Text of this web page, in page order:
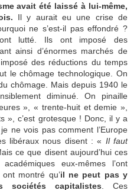
avait été laissé à lui-même,
Il y aurait eu une crise de
ne s’est-il pas effondré ?
lutté. Ils ont imposé des
ainsi d’énormes marchés de
des réductions du temps
le chômage technologique. On
chômage. Mais depuis 1940 le
diminué. On pinaille
», « trente-huit et demie »,
», c’est grotesque ! Donc, il y a
ne vois pas comment l’Europe
libéraux nous disent : « Il faut
ce que disent aujourd’hui ces
eux-mêmes l’ont
montré qu’il ne peut pas y
sociétés capitalistes . Ces